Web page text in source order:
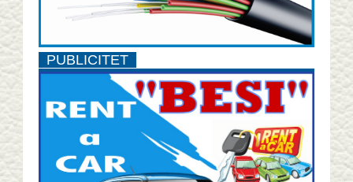
PUBLICITET